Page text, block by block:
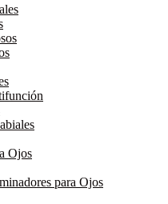
Ojos
para Ojos